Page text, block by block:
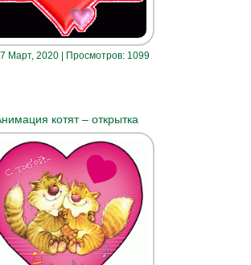
Март, 2020 | Просмотров: 1099
котят – открытка